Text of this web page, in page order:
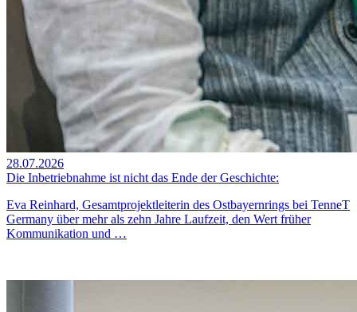
28.07.2026
Die Inbetriebnahme ist nicht das Ende der Geschichte:
Eva Reinhard, Gesamtprojektleiterin des Ostbayernrings bei TenneT
Germany über mehr als zehn Jahre Laufzeit, den Wert früher
Kommunikation und …